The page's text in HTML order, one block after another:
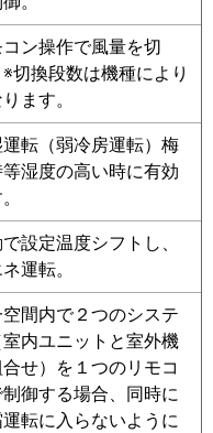
PKZX-HRMP80LL3
PKZX-
PKZX-ERMP80L3
PKZX-
PKZX-ERMP80LL2
PKZX-
PKZX-HRMP80KLY
PKZX-ERMP80KY
PKZX-
PKZX-ERMP80KLV
PKZX-
PKZX-ERMP80KLR
コン操作で風量を切
切換段数は機種により
ます。
運転（弱冷房運転）梅
湿度の高い時に有効
設定温度シフトし、
運転。
空間内で２つのシステ
室内ユニットと室外機
せ）を１つのリモコ
制御する場合、同時に
運転に入らないように